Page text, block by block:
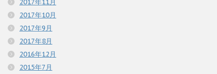
2017年11月
2017年10月
2017年9月
2017年8月
2016年12月
2015年7月